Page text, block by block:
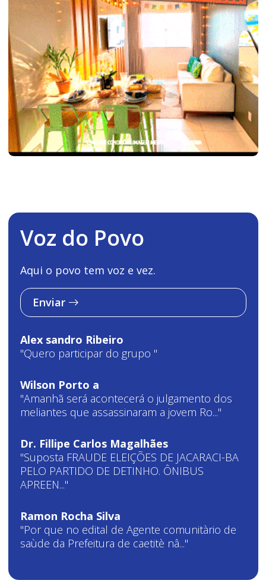
Voz do Povo
Aqui o povo tem voz e vez.
Enviar
Alex sandro Ribeiro
"Quero participar do grupo "
Wilson Porto a
"Amanhã será acontecerá o julgamento dos
meliantes que assassinaram a jovem Ro..."
Dr. Fillipe Carlos Magalhães
"Suposta FRAUDE ELEIÇÕES DE JACARACI-BA
PELO PARTIDO DE DETINHO. ÔNIBUS
APREEN..."
Ramon Rocha Silva
"Por que no edital de Agente comunitàrio de
saùde da Prefeitura de caetitè nâ..."